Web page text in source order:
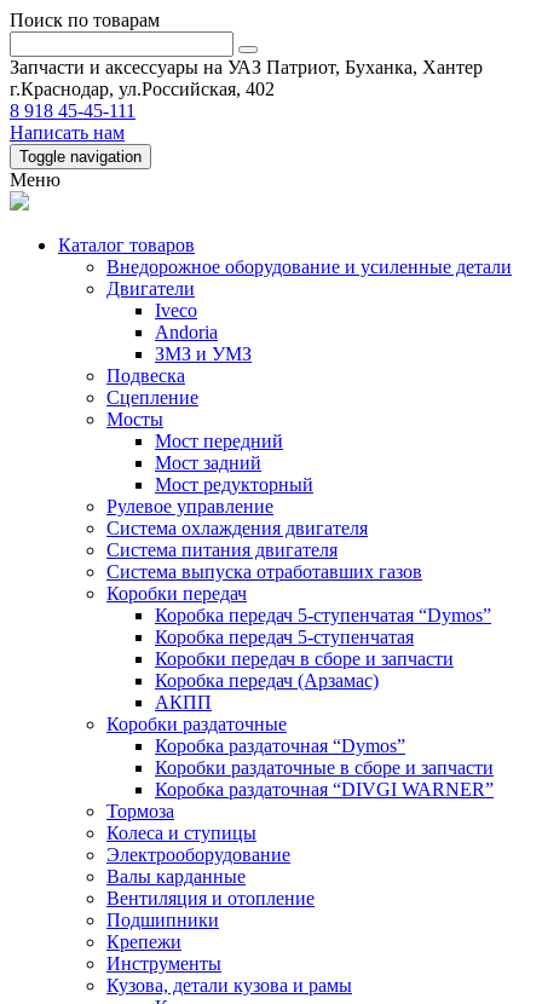
Поиск по товарам
Запчасти и аксессуары на УАЗ Патриот, Буханка, Хантер
г.Краснодар, ул.Российская, 402
8 918 45-45-111
Написать нам
Toggle navigation
Меню
Каталог товаров
Внедорожное оборудование и усиленные детали
Двигатели
Iveco
Andoria
ЗМЗ и УМЗ
Подвеска
Сцепление
Мосты
Мост передний
Мост задний
Мост редукторный
Рулевое управление
Система охлаждения двигателя
Система питания двигателя
Система выпуска отработавших газов
Коробки передач
Коробка передач 5-ступенчатая “Dymos”
Коробка передач 5-ступенчатая
Коробки передач в сборе и запчасти
Коробка передач (Арзамас)
АКПП
Коробки раздаточные
Коробка раздаточная “Dymos”
Коробки раздаточные в сборе и запчасти
Коробка раздаточная “DIVGI WARNER”
Тормоза
Колеса и ступицы
Электрооборудование
Валы карданные
Вентиляция и отопление
Подшипники
Крепежи
Инструменты
Кузова, детали кузова и рамы